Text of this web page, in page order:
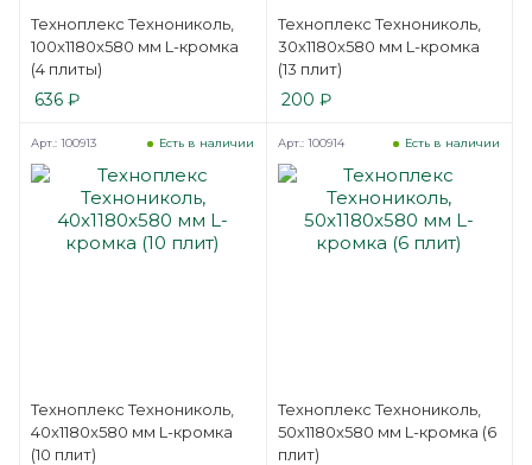
Техноплекс Технониколь,
100x1180x580 мм L-кромка
(4 плиты)
636 ₽
Техноплекс Технониколь,
30x1180x580 мм L-кромка
(13 плит)
200 ₽
Техноплекс Технониколь,
40x1180x580 мм L-кромка
(10 плит)
Есть в наличии
Арт.: 100913
Техноплекс Технониколь,
50x1180x580 мм L-кромка (6
плит)
Есть в наличии
Арт.: 100914